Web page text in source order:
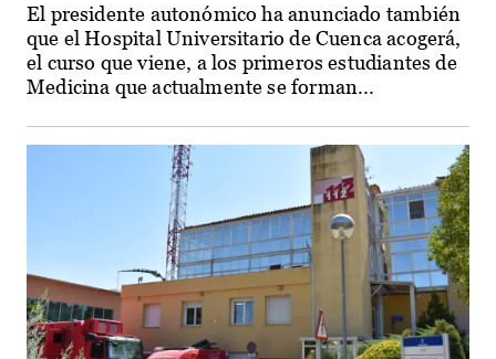
El presidente autonómico ha anunciado también
que el Hospital Universitario de Cuenca acogerá,
el curso que viene, a los primeros estudiantes de
Medicina que actualmente se forman...